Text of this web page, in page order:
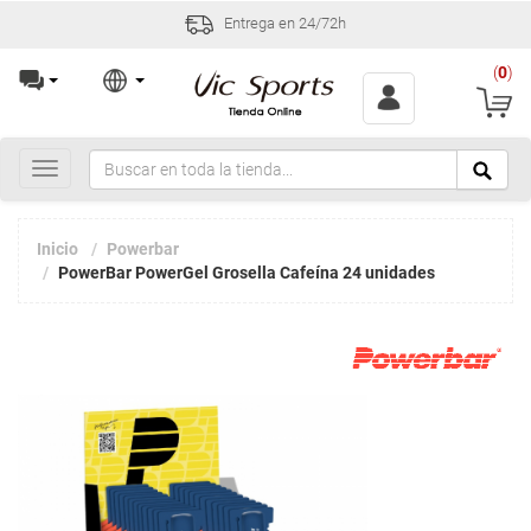
Entrega en 24/72h
(0)
Toggle
navigation
Inicio
Powerbar
PowerBar PowerGel Grosella Cafeína 24 unidades